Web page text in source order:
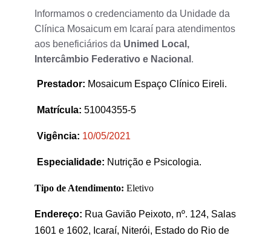
Informamos o credenciamento da Unidade da
Clínica Mosaicum em Icaraí para atendimentos
aos beneficiários da Unimed Local,
Intercâmbio Federativo e Nacional .
Prestador: Mosaicum Espaço Clínico Eireli.
Matrícula: 51004355-5
Vigência: 10/05/2021
Especialidade: Nutrição e Psicologia.
Tipo de Atendimento: Eletivo
Endereço: Rua Gavião Peixoto, nº. 124, Salas
1601 e 1602, Icaraí, Niterói, Estado do Rio de